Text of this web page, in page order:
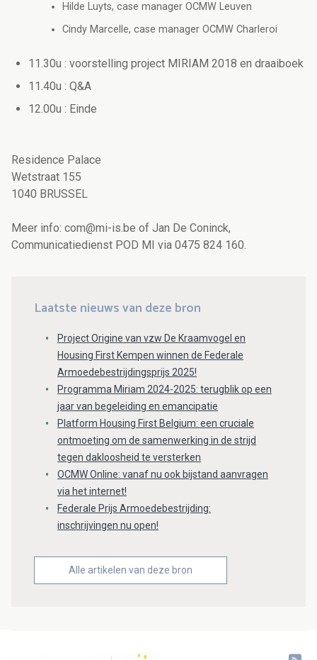
Hilde Luyts, case manager OCMW Leuven
Cindy Marcelle, case manager OCMW Charleroi
11.30u : voorstelling project MIRIAM 2018 en draaiboek
11.40u : Q&A
12.00u : Einde
Residence Palace
Wetstraat 155
1040 BRUSSEL
Meer info: com@mi-is.be of Jan De Coninck,
Communicatiedienst POD MI via 0475 824 160.
Laatste nieuws van deze bron
Project Origine van vzw De Kraamvogel en
Housing First Kempen winnen de Federale
Armoedebestrijdingsprijs 2025!
Programma Miriam 2024-2025: terugblik op een
jaar van begeleiding en emancipatie
Platform Housing First Belgium: een cruciale
ontmoeting om de samenwerking in de strijd
tegen dakloosheid te versterken
OCMW Online: vanaf nu ook bijstand aanvragen
via het internet!
Federale Prijs Armoedebestrijding:
inschrijvingen nu open!
Alle artikelen van deze bron